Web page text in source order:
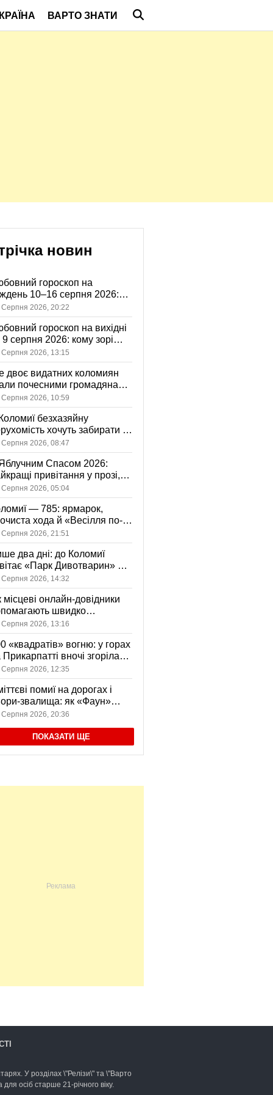
ВАРТО ЗНАТИ
новин
гороскоп на
10–16 серпня 2026:
зорі готують у стосунках
знаку
Серпня 2026, 20:22
гороскоп на вихідні
9 серпня 2026: кому зорі
ніжність, а кому —
розмову
Серпня 2026, 13:15
двоє видатних коломиян
почесними громадянами
Серпня 2026, 10:59
безхазяйну
хочуть забирати у
громади: що це
Серпня 2026, 08:47
Спасом 2026:
привітання у прозі,
та картинках
Серпня 2026, 05:04
— 785: ярмарок,
хода й «Весілля по-
— чим
День міста
Серпня 2026, 21:51
два дні: до Коломиї
«Парк Дивотварин» — і
безкоштовний
Серпня 2026, 14:32
місцеві онлайн-довідники
швидко
послуги у своєму
Серпня 2026, 13:16
«квадратів» вогню: у горах
Прикарпатті вночі згоріла
є постраждала
Серпня 2026, 12:35
помиї на дорогах і
звалища: як «Фаун»
відходи в Коломиї
Серпня 2026, 20:36
ПОКАЗАТИ ЩЕ
У розділах \"Релізи\" та \"Варто
осіб старше 21-річного віку.